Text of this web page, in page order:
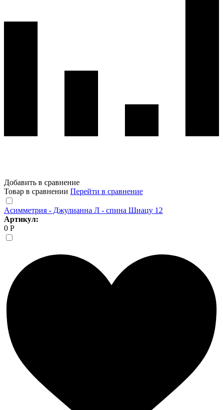
Добавить в сравнение
Товар в сравнении Перейти в сравнение
Асимметрия - Джулианна Л - спина Шиацу 12
Артикул:
0 Р